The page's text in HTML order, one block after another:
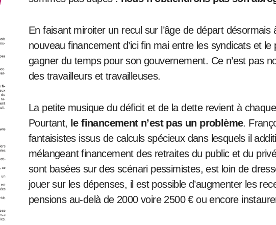
En faisant miroiter un recul sur l’âge de départ
nouveau financement d’ici fin mai entre les syndicats et
gagner du temps pour son gouvernement. Ce n’est pas
des travailleurs et travailleuses.
La petite musique du déficit et de la dette revient à
Pourtant, le financement n’est pas un problème.
fantaisistes issus de calculs spécieux dans lesquels il
mélangeant financement des retraites du public et du
sont basées sur des scénari pessimistes, est loin de
jouer sur les dépenses, il est possible d’augmenter les
pensions au-delà de 2000 voire 2500 € ou encore